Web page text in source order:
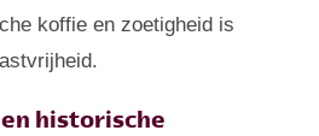
koffie en zoetigheid is
historische